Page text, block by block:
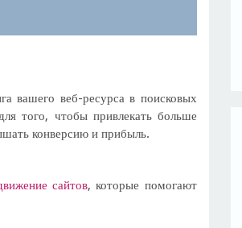
вашего веб-ресурса в поисковых
того, чтобы привлекать больше
конверсию и прибыль.
сайтов, которые помогают